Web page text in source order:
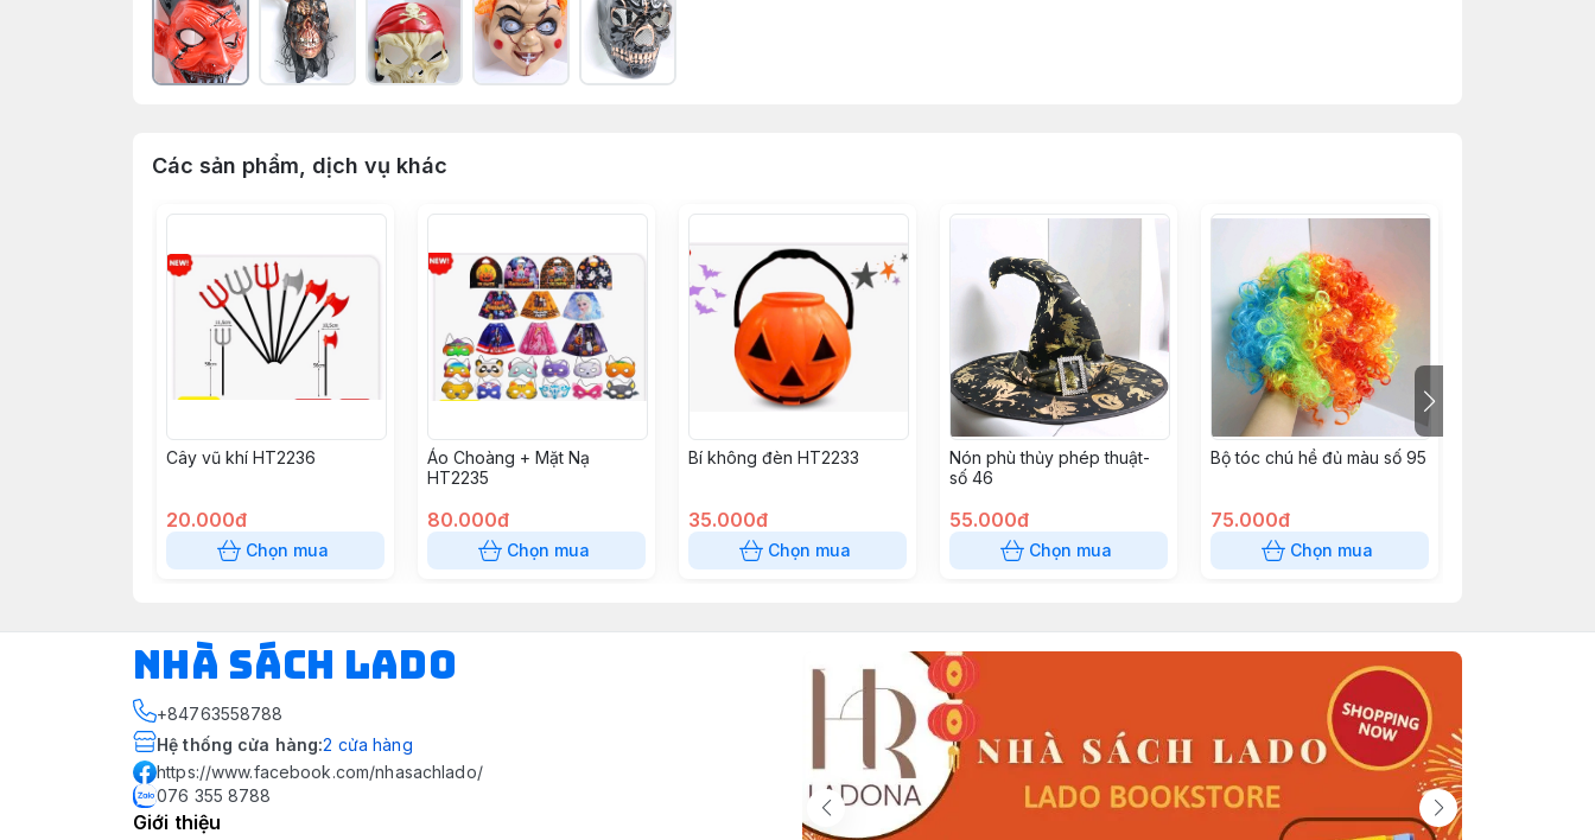
Các sản phẩm, dịch vụ khác
Cây vũ khí HT2236
20.000đ
Chọn mua
Áo Choàng + Mặt Nạ
HT2235
80.000đ
Chọn mua
Bí không đèn HT2233
35.000đ
Chọn mua
Nón phù thủy phép thuật-
số 46
55.000đ
Chọn mua
Bộ tóc chú hề đủ màu số 95
75.000đ
Chọn mua
NHÀ SÁCH LADO
+84763558788
Hệ thống cửa hàng:2 cửa hàng
https://www.facebook.com/nhasachlado/
076 355 8788
Giới thiệu